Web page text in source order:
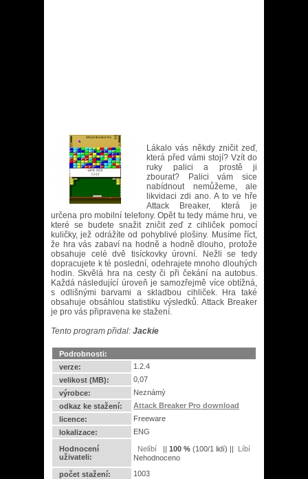
Lákalo vás někdy zničit zeď,
která před vámi stojí? Vzít do
ruky palici a prostě ji
zbourat? Palici vám sice
nabídnout nemůžeme, ale
likvidaci zdi ano. A to ve hře
Attack Breaker, která je
určena pro mobilní telefony. Opět tu tedy máme hru, ve
které se budete snažit zničit zeď z cihliček pomocí
kuličky, jež odrážíte od pohyblivé plošiny. Musíme říct,
že hra vás zabaví na hodně a hodně dlouho, protože
obsahuje celé dvě tisíckovky úrovní. Nežli se tedy
dopracujete k té poslední, odehrajete mnoho dlouhých
hodin. Skvělá hra na cesty či při čekání na autobus.
Každá následující úroveň je samozřejmě více obtížná,
s odlišnými barvami a skladbou cihliček. Hra také
obsahuje obsáhlou statistiku výsledků. Attack Breaker
je pro vás připravena ke stažení.
Tento program přidal: Jackie
Podrobnosti:
verze:
1.2.4
velikost (MB):
0,07
výrobce:
Neznámý
odkaz ke stažení:
Attack Breaker Pro download
licence:
Freeware
lokalizace:
ENG
Hodnocení
uživateli:
|| 100 % (100/1 lidí) ||
Nehodnoceno
počet stažení:
1003